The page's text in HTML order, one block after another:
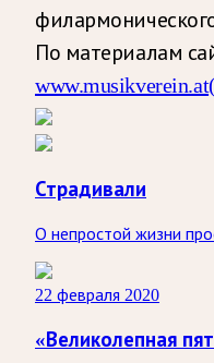
По материалам
www.musikverein.at
Страдивали
О непростой жизни
22 февраля 2020
«Великолепная